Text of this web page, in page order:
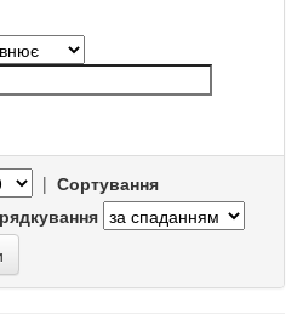
| Сортування